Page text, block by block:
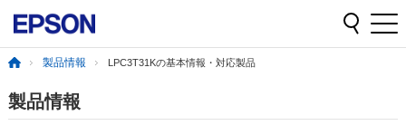
製品情報 LPC3T31Kの基本情報・対応製品
製品情報